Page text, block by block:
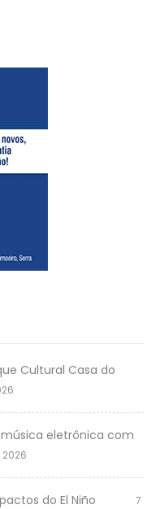
Cultural Casa do
eletrônica com
do El Niño
7